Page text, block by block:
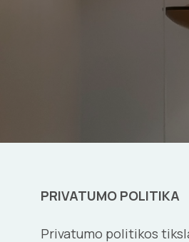
PRIVATUMO POLITIKA
Privatumo politikos